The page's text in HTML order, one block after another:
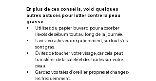
En plus de ces conseils, voici quelques
autres astuces pour lutter contre la peau
grasse :
Utilisez du papier buvard pour absorber
l'excès de sébum tout au long de la journée.
Lavez vos cheveux régulièrement, surtout s'ils
sont gras.
Évitez de toucher votre visage, car cela peut
transférer de la saleté et des huiles sur votre
peau.
Gardez vos taies d'oreiller propres et changez-
les fréquemment.